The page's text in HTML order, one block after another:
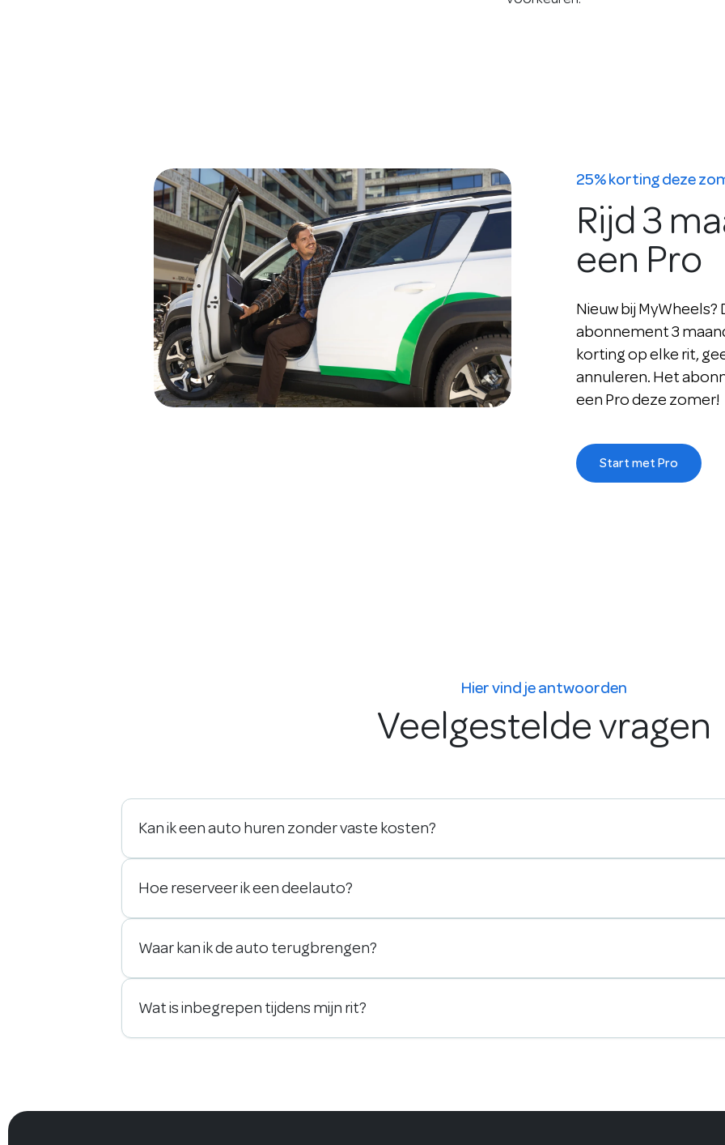
25% korting deze
Rijd 3
een Pro
Nieuw bij MyWheels?
abonnement 3
korting op elke rit,
annuleren. Het
een Pro deze zomer!
Start met Pro
Hier vind je antwoorden
Veelgestelde vragen
Kan ik een auto huren zonder vaste kosten?
Hoe reserveer ik een deelauto?
Waar kan ik de auto terugbrengen?
Wat is inbegrepen tijdens mijn rit?